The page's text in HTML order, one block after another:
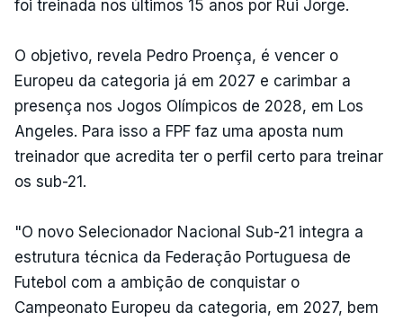
foi treinada nos últimos 15 anos por Rui Jorge.
O objetivo, revela Pedro Proença, é vencer o
Europeu da categoria já em 2027 e carimbar a
presença nos Jogos Olímpicos de 2028, em Los
Angeles. Para isso a FPF faz uma aposta num
treinador que acredita ter o perfil certo para treinar
os sub-21.
"O novo Selecionador Nacional Sub-21 integra a
estrutura técnica da Federação Portuguesa de
Futebol com a ambição de conquistar o
Campeonato Europeu da categoria, em 2027, bem